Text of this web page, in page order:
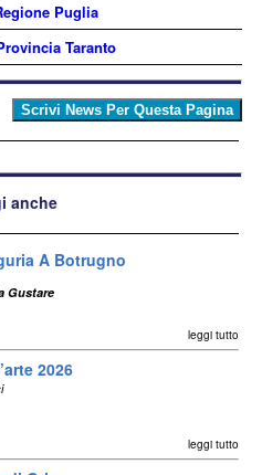
Puglia
Taranto
anche
A Botrugno
Gustare
leggi tutto
2026
leggi tutto